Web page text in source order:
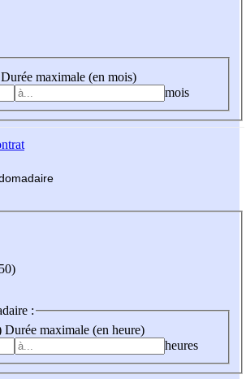
Durée maximale (en mois)
mois
madaire
:
Durée maximale (en heure)
heures